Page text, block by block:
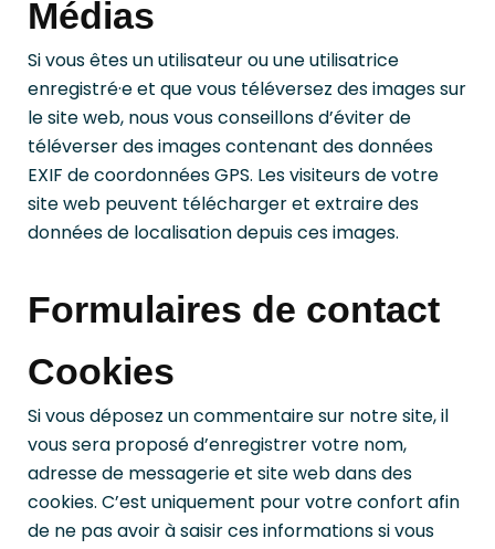
Médias
Si vous êtes un utilisateur ou une utilisatrice
enregistré·e et que vous téléversez des images sur
le site web, nous vous conseillons d’éviter de
téléverser des images contenant des données
EXIF de coordonnées GPS. Les visiteurs de votre
site web peuvent télécharger et extraire des
données de localisation depuis ces images.
Formulaires de contact
Cookies
Si vous déposez un commentaire sur notre site, il
vous sera proposé d’enregistrer votre nom,
adresse de messagerie et site web dans des
cookies. C’est uniquement pour votre confort afin
de ne pas avoir à saisir ces informations si vous